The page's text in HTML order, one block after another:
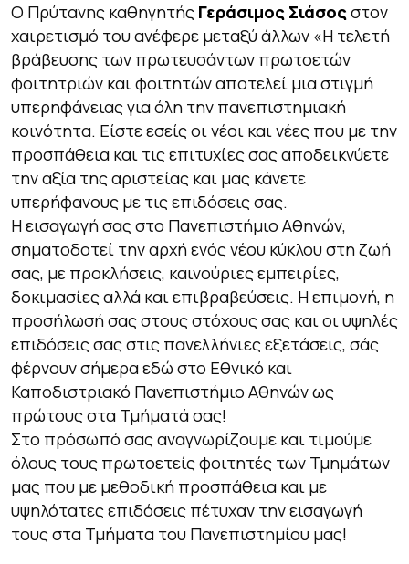
O Πρύτανης καθηγητής Γεράσιμος Σιάσος στον
χαιρετισμό του ανέφερε μεταξύ άλλων «Η τελετή
βράβευσης των πρωτευσάντων πρωτοετών
φοιτητριών και φοιτητών αποτελεί μια στιγμή
υπερηφάνειας για όλη την πανεπιστημιακή
κοινότητα. Είστε εσείς οι νέοι και νέες που με την
προσπάθεια και τις επιτυχίες σας αποδεικνύετε
την αξία της αριστείας και μας κάνετε
υπερήφανους με τις επιδόσεις σας.
Η εισαγωγή σας στο Πανεπιστήμιο Αθηνών,
σηματοδοτεί την αρχή ενός νέου κύκλου στη ζωή
σας, με προκλήσεις, καινούριες εμπειρίες,
δοκιμασίες αλλά και επιβραβεύσεις. Η επιμονή, η
προσήλωσή σας στους στόχους σας και οι υψηλές
επιδόσεις σας στις πανελλήνιες εξετάσεις, σάς
φέρνουν σήμερα εδώ στο Εθνικό και
Καποδιστριακό Πανεπιστήμιο Αθηνών ως
πρώτους στα Τμήματά σας!
Στο πρόσωπό σας αναγνωρίζουμε και τιμούμε
όλους τους πρωτοετείς φοιτητές των Τμημάτων
μας που με μεθοδική προσπάθεια και με
υψηλότατες επιδόσεις πέτυχαν την εισαγωγή
τους στα Τμήματα του Πανεπιστημίου μας!